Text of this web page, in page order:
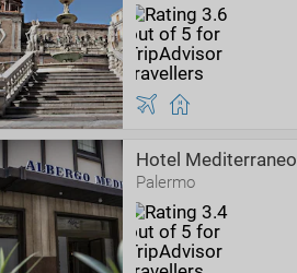
Hotel Mediterraneo
Palermo